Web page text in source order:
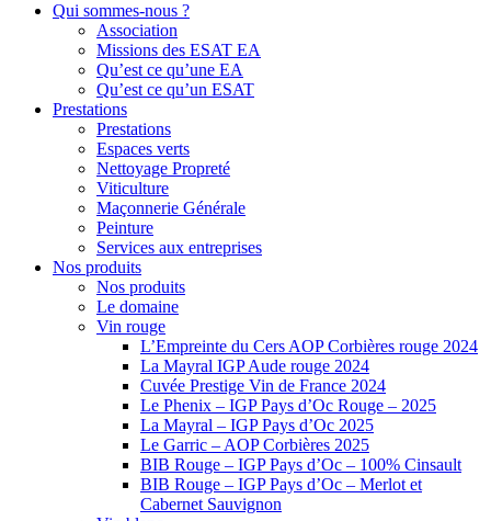
Qui sommes-nous ?
Association
Missions des ESAT EA
Qu’est ce qu’une EA
Qu’est ce qu’un ESAT
Prestations
Prestations
Espaces verts
Nettoyage Propreté
Viticulture
Maçonnerie Générale
Peinture
Services aux entreprises
Nos produits
Nos produits
Le domaine
Vin rouge
L’Empreinte du Cers AOP Corbières rouge 2024
La Mayral IGP Aude rouge 2024
Cuvée Prestige Vin de France 2024
Le Phenix – IGP Pays d’Oc Rouge – 2025
La Mayral – IGP Pays d’Oc 2025
Le Garric – AOP Corbières 2025
BIB Rouge – IGP Pays d’Oc – 100% Cinsault
BIB Rouge – IGP Pays d’Oc – Merlot et
Cabernet Sauvignon